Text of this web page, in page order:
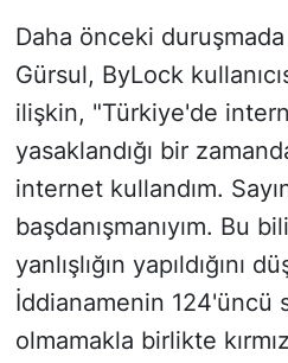
Daha önceki
Gürsul, ByLock
ilişkin, "Türkiye'de
yasaklandığı bir
internet kullandım.
başdanışmanıyım. Bu
yanlışlığın yapıldığını
İddianamenin 124'üncü
olmamakla birlikte